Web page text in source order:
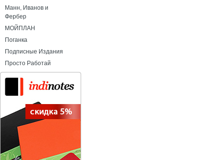
Манн, Иванов и
Фербер
МОЙПЛАН
Поганка
Подписные Издания
Просто Работай